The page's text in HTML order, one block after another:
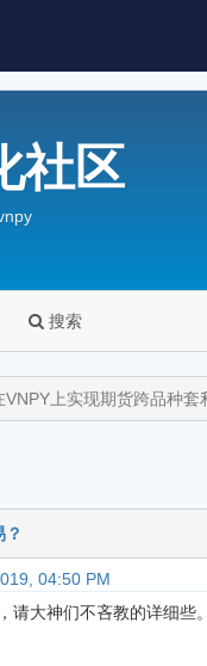
社区
搜索
VNPY上实现期货跨品种套
04:50 PM
请大神们不吝教的详细些